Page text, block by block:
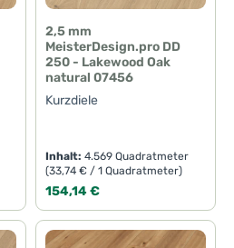
2,5 mm
MeisterDesign.pro DD
250 - Lakewood Oak
natural 07456
Kurzdiele
Inhalt:4.569 Quadratmeter
(33,74 € / 1 Quadratmeter)
Regulärer Preis:
154,14 €